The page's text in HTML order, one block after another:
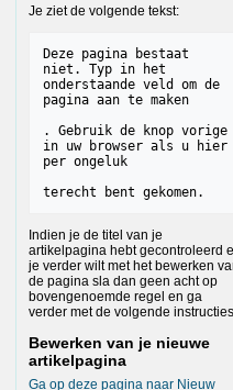
Je ziet de volgende tekst:
Deze pagina bestaat
niet. Typ in het
onderstaande veld om de
. Gebruik de knop vorige
in uw browser als u hier
Indien je de titel van je
artikelpagina hebt gecontroleerd
je verder wilt met het bewerken
de pagina sla dan geen acht op
bovengenoemde regel en ga
verder met de volgende
Bewerken van je nieuwe
artikelpagina
Ga op deze pagina naar Nieuw